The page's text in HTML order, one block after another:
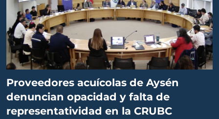
Proveedores acuícolas de Aysén
denuncian opacidad y falta de
representatividad en la CRUBC